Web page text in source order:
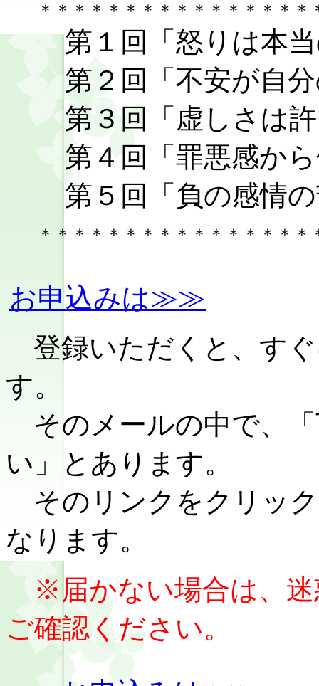
＊＊＊＊＊＊＊＊＊＊＊＊＊＊＊
第１回「怒りは本当
第２回「不安が自分
第３回「虚しさは許
第４回「罪悪感から
第５回「負の感情の
＊＊＊＊＊＊＊＊＊＊＊＊＊＊＊
お申込みは≫≫
登録いただくと、す
す。
そのメールの中で、
い」とあります。
そのリンクをクリッ
なります。
※届かない場合は、迷
ご確認ください。